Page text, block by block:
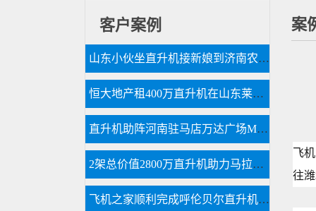
案
飞
往
客户案例
山东小伙坐直升机接新娘到济南农村老家
恒大地产租400万直升机在山东莱芜360度空中看房
直升机助阵河南驻马店万达广场MLE婚戒开业现场人山人海
2架总价值2800万直升机助力马拉松比赛
飞机之家顺利完成呼伦贝尔直升机航测作业